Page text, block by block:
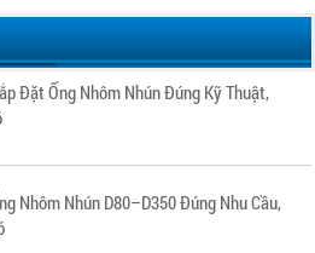
Đặt Ống Nhôm Nhún Đúng Kỹ Thuật,
Nhôm Nhún D80–D350 Đúng Nhu Cầu,